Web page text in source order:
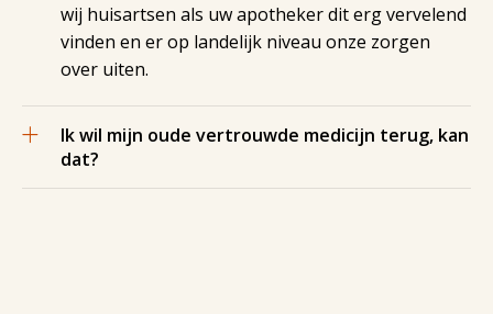
wij huisartsen als uw apotheker dit erg vervelend
vinden en er op landelijk niveau onze zorgen
over uiten.
Ik wil mijn oude vertrouwde medicijn terug, kan
dat?